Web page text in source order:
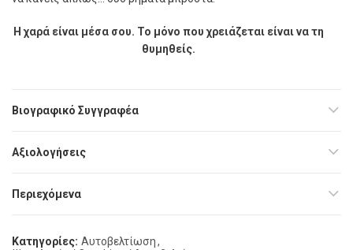
Η χαρά είναι μέσα σου. Το μόνο που χρειάζεται είναι να τη
θυμηθείς.
Βιογραφικό Συγγραφέα
Αξιολογήσεις
Περιεχόμενα
Κατηγορίες: Αυτοβελτίωση,